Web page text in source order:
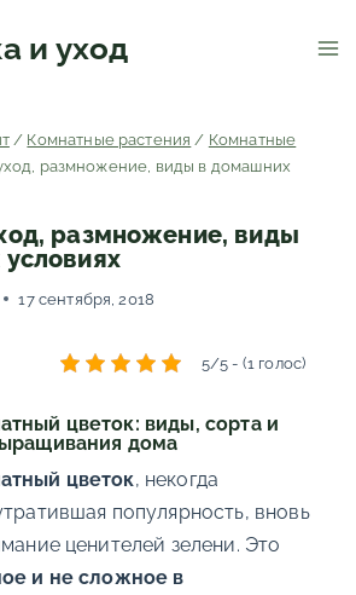
и уход
/ Комнатные растения / Комнатные
размножение, виды в домашних
размножение, виды
17 сентября, 2018
5/5 - (1 голос)
цветок: виды, сорта и
дома
цветок, некогда
популярность, вновь
ценителей зелени. Это
и не сложное в